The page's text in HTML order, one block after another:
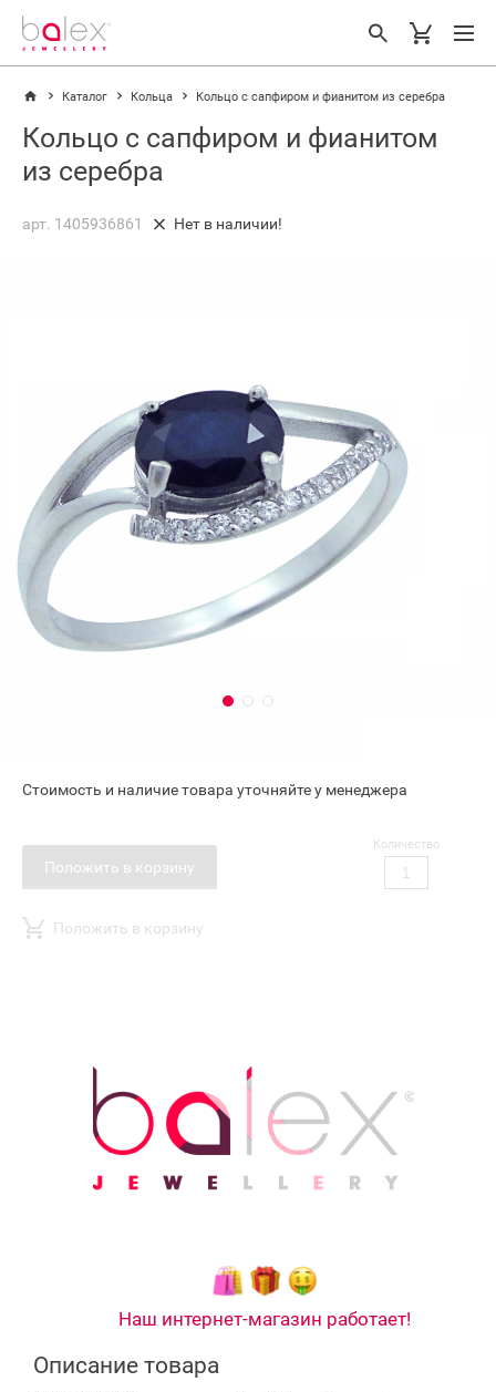
Каталог Кольца Кольцо с сапфиром и фианитом из серебра
Кольцо с сапфиром и фианитом
из серебра
арт. 1405936861 Нет в наличии!
Стоимость и наличие товара уточняйте у менеджера
Положить в корзину
Количество
Положить в корзину
Наш интернет-магазин работает!
Описание товара